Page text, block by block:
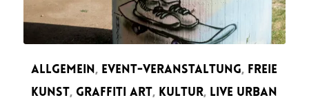
ALLGEMEIN, EVENT-VERANSTALTUNG, FREIE
KUNST,GRAFFITI ART, KULTUR, LIVE URBAN